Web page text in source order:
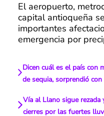
El aeropuerto,
capital antioqueña
importantes
emergencia por
Dicen cuál es el país con
de sequia, sorprendió
Vía al Llano sigue
cierres por las fuertes